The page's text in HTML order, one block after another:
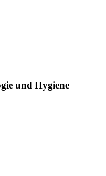
und Hygiene